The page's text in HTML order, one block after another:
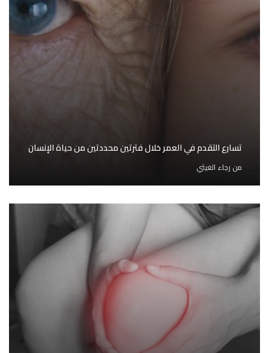
تسارع التقدم في العمر خلال فترتين محددتين من حياة الإنسان
من رجاء الغيثي